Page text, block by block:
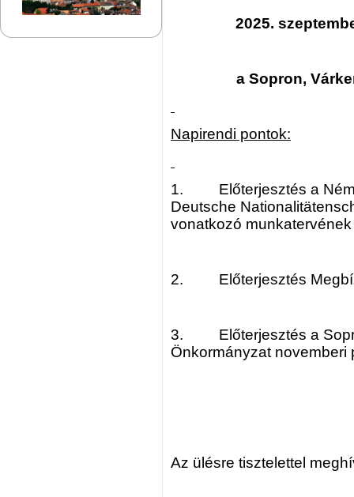
2025.
a Sopron,
Napirendi pontok:
1. Előterjesztés a
Deutsche
vonatkozó
2. Előterjesztés
3. Előterjesztés a
Önkormányzat novemberi
Az ülésre tisztelettel